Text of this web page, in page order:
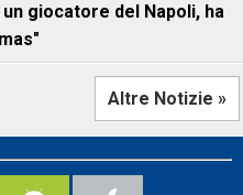
giocatore del Napoli, ha
Altre Notizie »